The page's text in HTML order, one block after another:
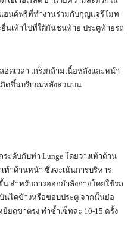
ฮนด์ฟรีที่ทำงานร่วมกับกุญแจรีโมท
นเท้าไปที่ใต้กันชนท้าย ประตูท้ายรถ
ดเวลา เกร็งกล้ามเนื้อหลังและหน้า
กิดขึ้นบริเวณหลังส่วนบน
ะดับกับท่า Lunge โดยวางเท้าด้าน
ท้าด้านหน้า ซึ่งจะเน้นการบริหาร
สำหรับการออกกำลังกายโดยใช้รถ
นไดข้างหรือขอบประตู จากนั้นย่อ
ดขาตรง ทำซ้ำเซ็ทละ 10-15 ครั้ง